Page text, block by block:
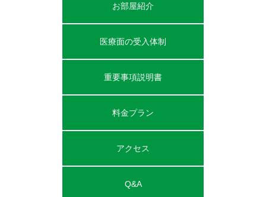
お部屋紹介
医療面の受入体制
重要事項説明書
料金プラン
アクセス
Q&A